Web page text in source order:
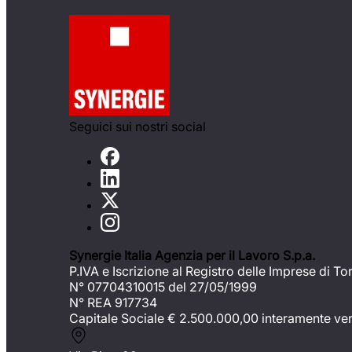
Seguici sui nostri social
Synergie Italia Agenzia per il Lavoro S.p.a.
P.IVA e Iscrizione al Registro delle Imprese di
N° 07704310015 del 27/05/1999
N° REA 917734
Capitale Sociale € 2.500.000,00 interamente